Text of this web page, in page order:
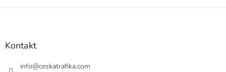
Z
Kontakt
info@ceskatrafika.com